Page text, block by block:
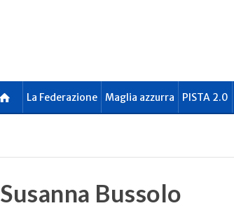
La Federazione Maglia azzurra PISTA 2.0
Susanna Bussolo